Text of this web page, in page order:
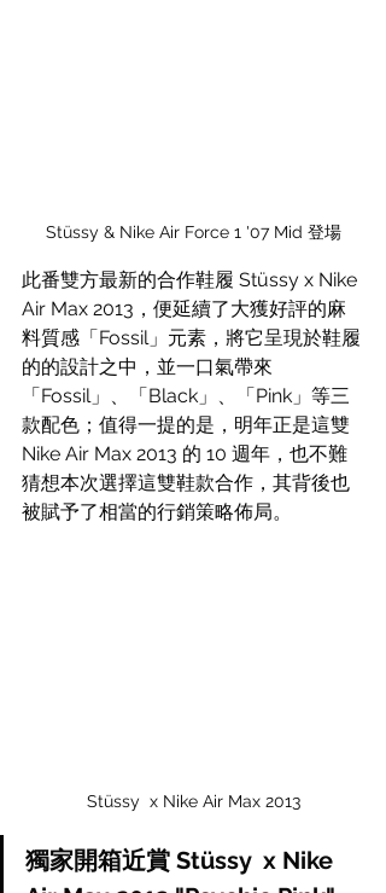
Stüssy & Nike Air Force 1 '07 Mid 登場
此番雙方最新的合作鞋履 Stüssy x Nike
Air Max 2013，便延續了大獲好評的麻
料質感「Fossil」元素，將它呈現於鞋履
的的設計之中，並一口氣帶來
「Fossil」、「Black」、「Pink」等三
款配色；值得一提的是，明年正是這雙
Nike Air Max 2013 的 10 週年，也不難
猜想本次選擇這雙鞋款合作，其背後也
被賦予了相當的行銷策略佈局。
Stüssy  x Nike Air Max 2013
獨家開箱近賞 Stüssy  x Nike